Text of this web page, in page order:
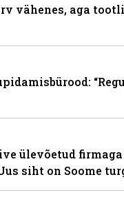
vähenes, aga
ülevõetud
siht on Soome